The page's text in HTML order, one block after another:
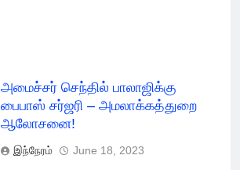
அமைச்சர் செந்தில் பாலாஜிக்கு
பைபாஸ் சர்ஜரி – அமலாக்கத்துறை
ஆலோசனை!
இந்நேரம் June 18, 2023